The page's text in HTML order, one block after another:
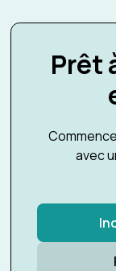
Prêt
avec